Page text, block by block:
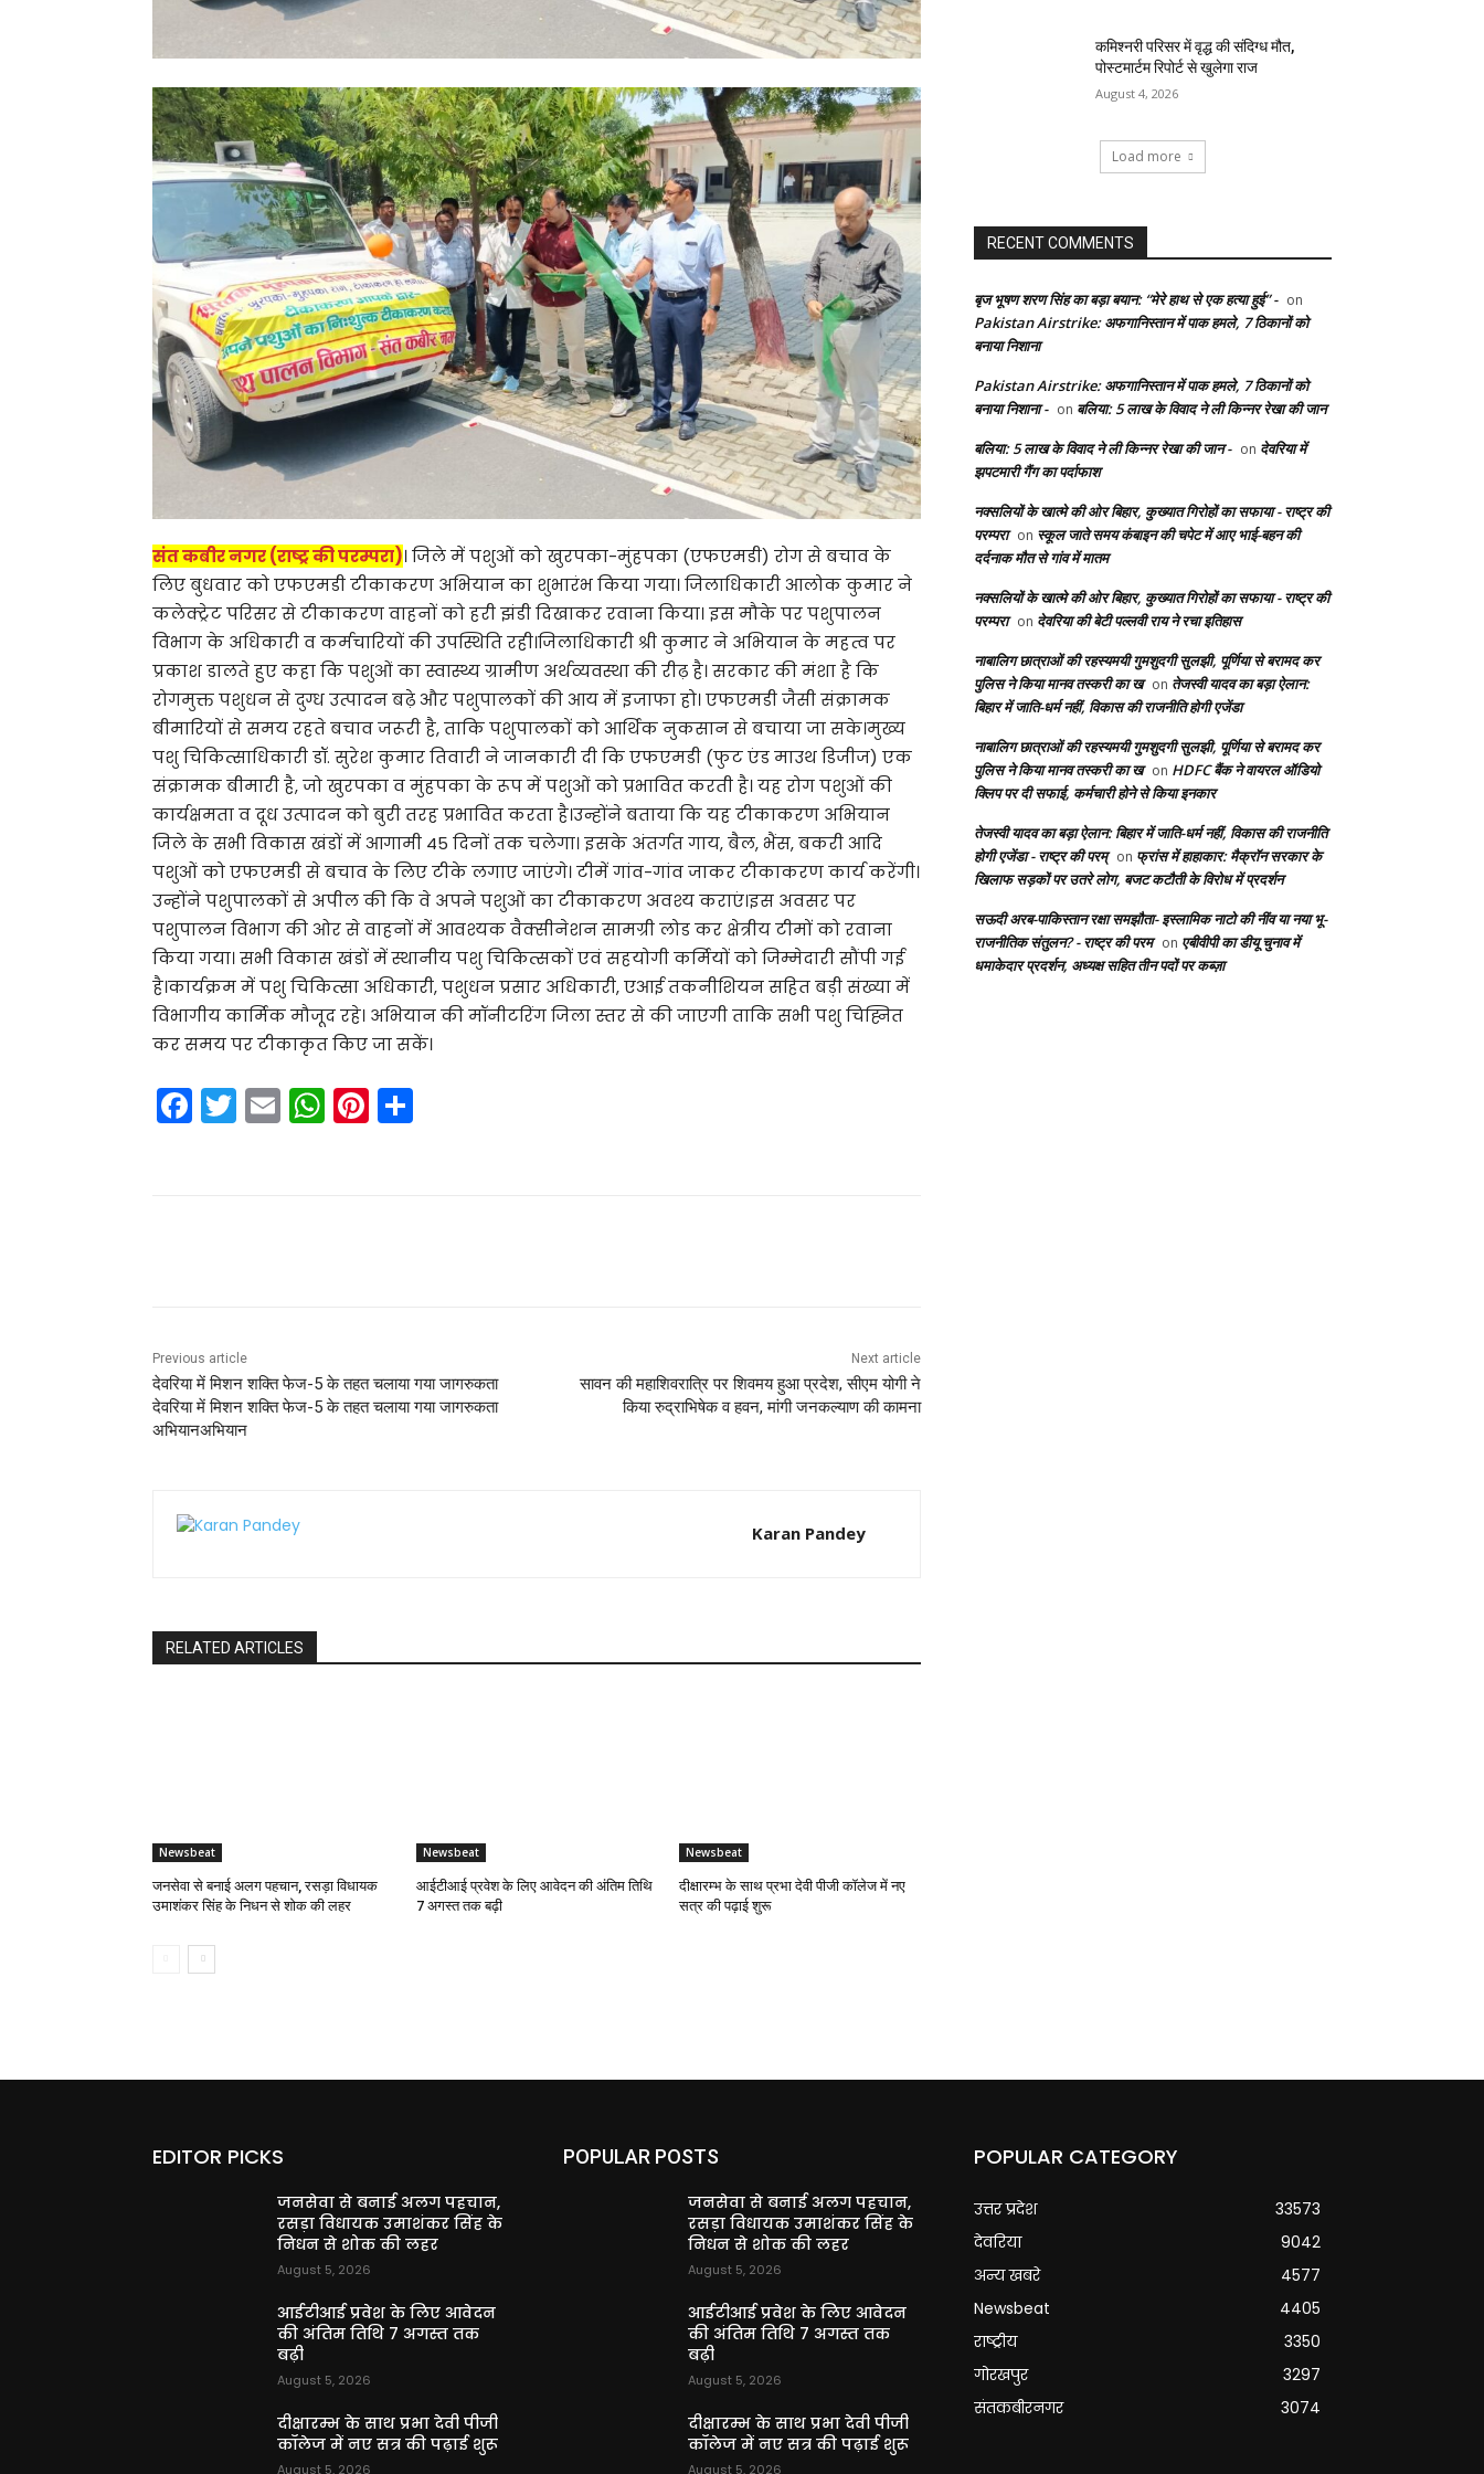
संत कबीर नगर (राष्ट्र की परम्परा)। जिले में पशुओं को खुरपका-मुंहपका (एफएमडी) रोग से बचाव के
लिए बुधवार को एफएमडी टीकाकरण अभियान का शुभारंभ किया गया। जिलाधिकारी आलोक कुमार ने
कलेक्ट्रेट परिसर से टीकाकरण वाहनों को हरी झंडी दिखाकर रवाना किया। इस मौके पर पशुपालन
विभाग के अधिकारी व कर्मचारियों की उपस्थिति रही।जिलाधिकारी श्री कुमार ने अभियान के महत्व पर
प्रकाश डालते हुए कहा कि पशुओं का स्वास्थ्य ग्रामीण अर्थव्यवस्था की रीढ़ है। सरकार की मंशा है कि
रोगमुक्त पशुधन से दुग्ध उत्पादन बढ़े और पशुपालकों की आय में इजाफा हो। एफएमडी जैसी संक्रामक
बीमारियों से समय रहते बचाव जरूरी है, ताकि पशुपालकों को आर्थिक नुकसान से बचाया जा सके।मुख्य
पशु चिकित्साधिकारी डॉ. सुरेश कुमार तिवारी ने जानकारी दी कि एफएमडी (फुट एंड माउथ डिजीज) एक
संक्रामक बीमारी है, जो खुरपका व मुंहपका के रूप में पशुओं को प्रभावित करती है। यह रोग पशुओं की
कार्यक्षमता व दूध उत्पादन को बुरी तरह प्रभावित करता है।उन्होंने बताया कि यह टीकाकरण अभियान
जिले के सभी विकास खंडों में आगामी 45 दिनों तक चलेगा। इसके अंतर्गत गाय, बैल, भैंस, बकरी आदि
पशुओं को एफएमडी से बचाव के लिए टीके लगाए जाएंगे। टीमें गांव-गांव जाकर टीकाकरण कार्य करेंगी।
उन्होंने पशुपालकों से अपील की कि वे अपने पशुओं का टीकाकरण अवश्य कराएं।इस अवसर पर
पशुपालन विभाग की ओर से वाहनों में आवश्यक वैक्सीनेशन सामग्री लोड कर क्षेत्रीय टीमों को रवाना
किया गया। सभी विकास खंडों में स्थानीय पशु चिकित्सकों एवं सहयोगी कर्मियों को जिम्मेदारी सौंपी गई
है।कार्यक्रम में पशु चिकित्सा अधिकारी, पशुधन प्रसार अधिकारी, एआई तकनीशियन सहित बड़ी संख्या में
विभागीय कार्मिक मौजूद रहे। अभियान की मॉनीटरिंग जिला स्तर से की जाएगी ताकि सभी पशु चिह्नित
कर समय पर टीकाकृत किए जा सकें।
F
a
k
T
w
E
m
W
h
Pi
nt
Previous article
देवरिया में मिशन शक्ति फेज-5 के तहत चलाया गया जागरुकता
देवरिया में मिशन शक्ति फेज-5 के तहत चलाया गया जागरुकता
अभियानअभियान
Next article
सावन की महाशिवरात्रि पर शिवमय हुआ प्रदेश, सीएम योगी ने
किया रुद्राभिषेक व हवन, मांगी जनकल्याण की कामना
Karan Pandey
RELATED ARTICLES
Newsbeat
जनसेवा से बनाई अलग पहचान, रसड़ा विधायक
उमाशंकर सिंह के निधन से शोक की लहर
Newsbeat
आईटीआई प्रवेश के लिए आवेदन की अंतिम तिथि
7 अगस्त तक बढ़ी
Newsbeat
दीक्षारम्भ के साथ प्रभा देवी पीजी कॉलेज में नए
सत्र की पढ़ाई शुरू
कमिश्नरी परिसर में वृद्ध की संदिग्ध मौत,
पोस्टमार्टम रिपोर्ट से खुलेगा राज
August 4, 2026
Load more
RECENT COMMENTS
बृज भूषण शरण सिंह का बड़ा बयान: “मेरे हाथ से एक हत्या हुई” - on
Pakistan Airstrike: अफगानिस्तान में पाक हमले, 7 ठिकानों को
बनाया निशाना
Pakistan Airstrike: अफगानिस्तान में पाक हमले, 7 ठिकानों को
बनाया निशाना - on बलिया: 5 लाख के विवाद ने ली किन्नर रेखा की जान
बलिया: 5 लाख के विवाद ने ली किन्नर रेखा की जान - on देवरिया में
झपटमारी गैंग का पर्दाफाश
नक्सलियों के खात्मे की ओर बिहार, कुख्यात गिरोहों का सफाया - राष्ट्र की
परम्परा on स्कूल जाते समय कंबाइन की चपेट में आए भाई-बहन की
दर्दनाक मौत से गांव में मातम
नक्सलियों के खात्मे की ओर बिहार, कुख्यात गिरोहों का सफाया - राष्ट्र की
परम्परा on देवरिया की बेटी पल्लवी राय ने रचा इतिहास
नाबालिग छात्राओं की रहस्यमयी गुमशुदगी सुलझी, पूर्णिया से बरामद कर
पुलिस ने किया मानव तस्करी का ख on तेजस्वी यादव का बड़ा ऐलान:
बिहार में जाति-धर्म नहीं, विकास की राजनीति होगी एजेंडा
नाबालिग छात्राओं की रहस्यमयी गुमशुदगी सुलझी, पूर्णिया से बरामद कर
पुलिस ने किया मानव तस्करी का ख on HDFC बैंक ने वायरल ऑडियो
क्लिप पर दी सफाई, कर्मचारी होने से किया इनकार
तेजस्वी यादव का बड़ा ऐलान: बिहार में जाति-धर्म नहीं, विकास की राजनीति
होगी एजेंडा - राष्ट्र की परम् on फ्रांस में हाहाकार: मैक्रॉन सरकार के
खिलाफ सड़कों पर उतरे लोग, बजट कटौती के विरोध में प्रदर्शन
सऊदी अरब-पाकिस्तान रक्षा समझौता- इस्लामिक नाटो की नींव या नया भू-
राजनीतिक संतुलन? - राष्ट्र की परम on एबीवीपी का डीयू चुनाव में
धमाकेदार प्रदर्शन, अध्यक्ष सहित तीन पदों पर कब्ज़ा
EDITOR PICKS
जनसेवा से बनाई अलग पहचान,
रसड़ा विधायक उमाशंकर सिंह के
निधन से शोक की लहर
August 5, 2026
आईटीआई प्रवेश के लिए आवेदन
की अंतिम तिथि 7 अगस्त तक
बढ़ी
August 5, 2026
दीक्षारम्भ के साथ प्रभा देवी पीजी
कॉलेज में नए सत्र की पढ़ाई शुरू
August 5, 2026
POPULAR POSTS
जनसेवा से बनाई अलग पहचान,
रसड़ा विधायक उमाशंकर सिंह के
निधन से शोक की लहर
August 5, 2026
आईटीआई प्रवेश के लिए आवेदन
की अंतिम तिथि 7 अगस्त तक
बढ़ी
August 5, 2026
दीक्षारम्भ के साथ प्रभा देवी पीजी
कॉलेज में नए सत्र की पढ़ाई शुरू
August 5, 2026
POPULAR CATEGORY
उत्तर प्रदेश
33573
देवरिया
9042
अन्य खबरे
4577
Newsbeat
4405
राष्ट्रीय
3350
गोरखपुर
3297
संतकबीरनगर
3074